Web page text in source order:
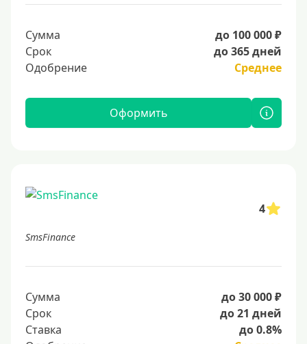
Сумма
до 100 000 ₽
Срок
до 365 дней
Одобрение
Среднее
Оформить
4
SmsFinance
Сумма
до 30 000 ₽
Срок
до 21 дней
Ставка
до 0.8%